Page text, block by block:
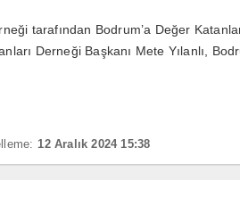
tarafından Bodrum’a Değer
Derneği Başkanı Mete Yılanlı,
12 Aralık 2024 15:38